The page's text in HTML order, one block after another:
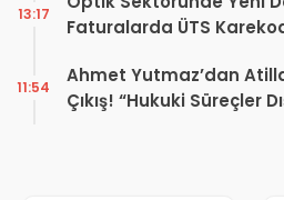
Faturalarda ÜTS
13:17
Ahmet Yutmaz’dan
Çıkış! “Hukuki Süreçler
11:54